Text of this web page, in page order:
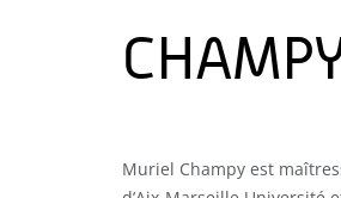
Muriel Champy est